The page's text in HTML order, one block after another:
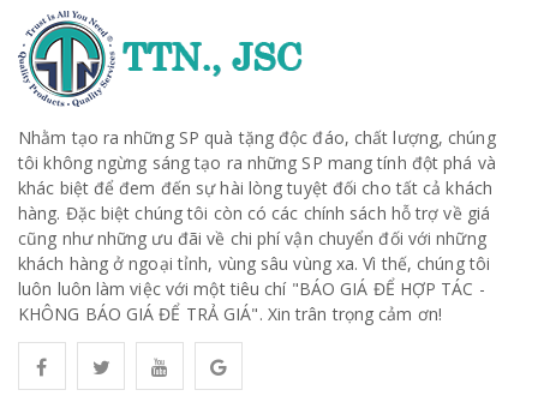
Nhằm tạo ra những SP quà tặng độc đáo, chất lượng, chúng
tôi không ngừng sáng tạo ra những SP mang tính đột phá và
khác biệt để đem đến sự hài lòng tuyệt đối cho tất cả khách
hàng. Đặc biệt chúng tôi còn có các chính sách hỗ trợ về giá
cũng như những ưu đãi về chi phí vận chuyển đối với những
khách hàng ở ngoại tỉnh, vùng sâu vùng xa. Vì thế, chúng tôi
luôn luôn làm việc với một tiêu chí "BÁO GIÁ ĐỂ HỢP TÁC -
KHÔNG BÁO GIÁ ĐỂ TRẢ GIÁ". Xin trân trọng cảm ơn!